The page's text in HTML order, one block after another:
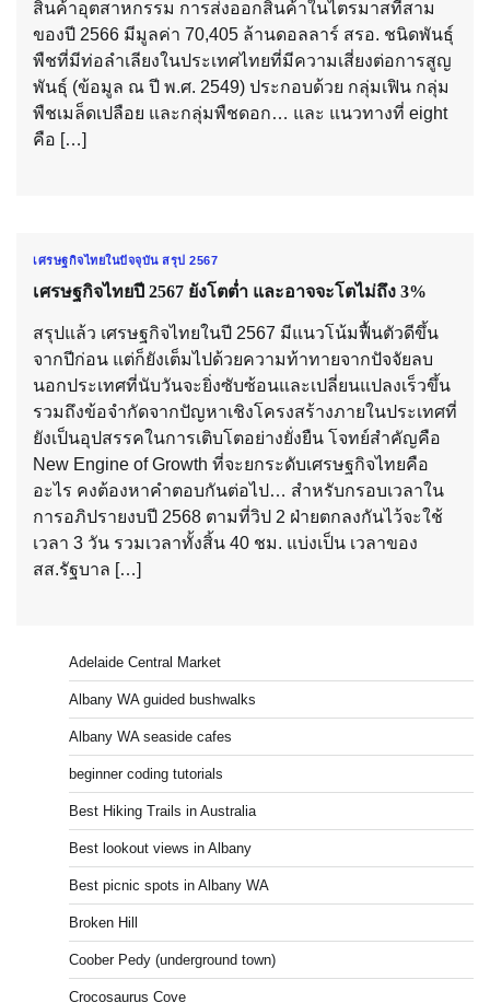
สินค้าอุตสาหกรรม การส่งออกสินค้าในไตรมาสที่สาม
ของปี 2566 มีมูลค่า 70,405 ล้านดอลลาร์ สรอ. ชนิดพันธุ์
พืชที่มีท่อลำเลียงในประเทศไทยที่มีความเสี่ยงต่อการสูญ
พันธุ์ (ข้อมูล ณ ปี พ.ศ. 2549) ประกอบด้วย กลุ่มเฟิน กลุ่ม
พืชเมล็ดเปลือย และกลุ่มพืชดอก… และ แนวทางที่ eight
คือ […]
เศรษฐกิจไทยในปัจจุบัน สรุป 2567
เศรษฐกิจไทยปี 2567 ยังโตต่ำ และอาจจะโตไม่ถึง 3%
สรุปแล้ว เศรษฐกิจไทยในปี 2567 มีแนวโน้มฟื้นตัวดีขึ้น
จากปีก่อน แต่ก็ยังเต็มไปด้วยความท้าทายจากปัจจัยลบ
นอกประเทศที่นับวันจะยิ่งซับซ้อนและเปลี่ยนแปลงเร็วขึ้น
รวมถึงข้อจำกัดจากปัญหาเชิงโครงสร้างภายในประเทศที่
ยังเป็นอุปสรรคในการเติบโตอย่างยั่งยืน โจทย์สำคัญคือ
New Engine of Growth ที่จะยกระดับเศรษฐกิจไทยคือ
อะไร คงต้องหาคำตอบกันต่อไป… สำหรับกรอบเวลาใน
การอภิปรายงบปี 2568 ตามที่วิป 2 ฝ่ายตกลงกันไว้จะใช้
เวลา 3 วัน รวมเวลาทั้งสิ้น 40 ชม. แบ่งเป็น เวลาของ
สส.รัฐบาล […]
Adelaide Central Market
Albany WA guided bushwalks
Albany WA seaside cafes
beginner coding tutorials
Best Hiking Trails in Australia
Best lookout views in Albany
Best picnic spots in Albany WA
Broken Hill
Coober Pedy (underground town)
Crocosaurus Cove